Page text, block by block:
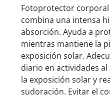
Fotoprotector corporal
combina una intensa
absorción. Ayuda a
mientras mantiene la
exposición solar.
diario en actividades
la exposición solar y
sudoración. Evitar el